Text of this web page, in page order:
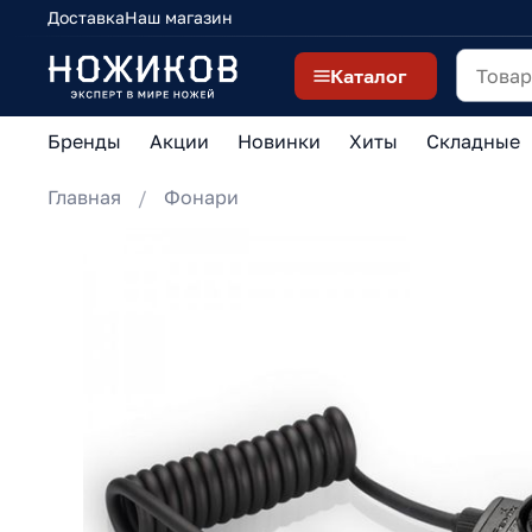
ДоставкаНаш магазин
Каталог
Бренды Акции Новинки Хиты Складные
Главная Фонари